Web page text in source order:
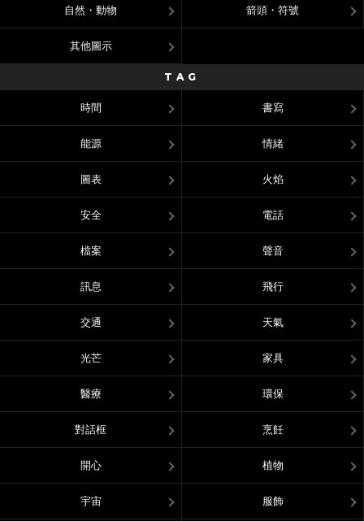
自然・動物 箭頭・符號
其他圖示
TAG
時間 書寫
能源 情緒
圖表 火焰
安全 電話
檔案 聲音
訊息 飛行
交通 天氣
光芒 家具
醫療 環保
對話框 烹飪
開心 植物
宇宙 服飾